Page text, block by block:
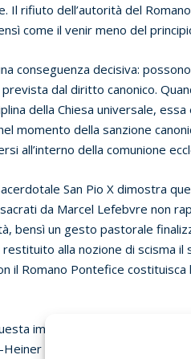
Il rifiuto dell’autorità del
come il venir meno del
conseguenza decisiva:
dal diritto canonico.
della Chiesa universale,
momento della sanzione
all’interno della comunione
San Pio X dimostra
da Marcel Lefebvre non
bensì un gesto pastorale
alla nozione di scisma
il Romano Pontefice
impostazione trovi un
Tück, il quale condivide la